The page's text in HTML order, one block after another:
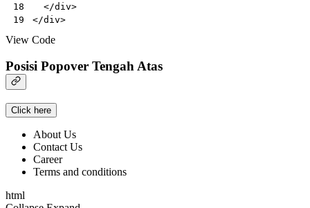
18
19
</div>
</div>
View Code
Posisi Popover Tengah Atas
Click here
About Us
Contact Us
Career
Terms and conditions
html